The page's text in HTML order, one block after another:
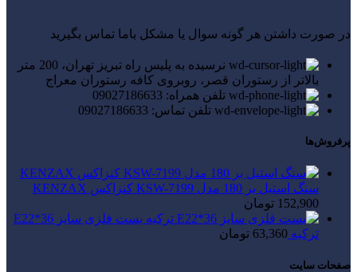
در صورت داشتن هر گونه سوال یا مشکل باما تماس بگیرید
نرسیده به پلیس راه تبریز تهران، 200 متر
بالاتر از رستوران قصر، روبروی کافه رستوران معراج
تلفن همراه: 09027186633
تلفن تماس: 09027186633
پرفروش‌ها
سنگ استیل بر 180 مدل KSW-7199 کنزاکس KENZAX
152,900 تومان
بست فلزی سایز E22*36
ترکیه 63,360 تومان
صفحات سایت